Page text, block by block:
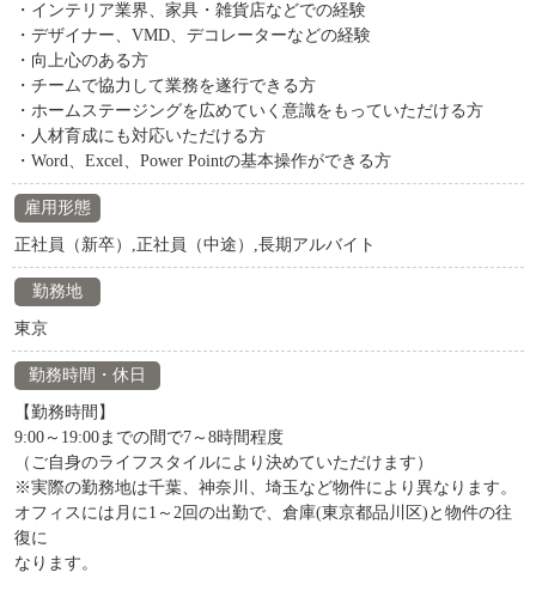
・インテリア業界、家具・雑貨店などでの経験
・デザイナー、VMD、デコレーターなどの経験
・向上心のある方
・チームで協力して業務を遂行できる方
・ホームステージングを広めていく意識をもっていただける方
・人材育成にも対応いただける方
・Word、Excel、Power Pointの基本操作ができる方
雇用形態
正社員（新卒）,正社員（中途）,長期アルバイト
勤務地
東京
勤務時間・休日
【勤務時間】
9:00～19:00までの間で7～8時間程度
（ご自身のライフスタイルにより決めていただけます）
※実際の勤務地は千葉、神奈川、埼玉など物件により異なります。
オフィスには月に1～2回の出勤で、倉庫(東京都品川区)と物件の往
復に
なります。